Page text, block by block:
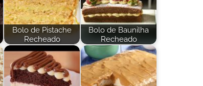
Bolo de Pistache
Recheado
Bolo de Baunilha
Recheado